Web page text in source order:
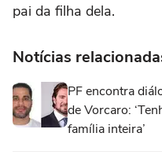
pai da filha dela.
Notícias
PF encontra
de Vorcaro:
família inteira’